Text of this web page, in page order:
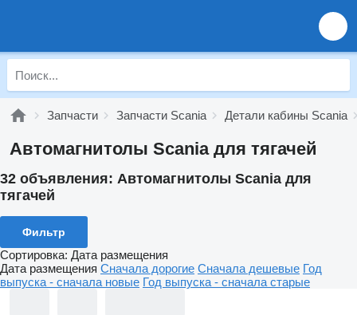
Запчасти Запчасти Scania Детали кабины Scania
Автомагнитолы Scania для тягачей
32 объявления: Автомагнитолы Scania для
тягачей
Фильтр
Сортировка: Дата размещения
Дата размещения Сначала дорогие Сначала дешевые Год
выпуска - сначала новые Год выпуска - сначала старые